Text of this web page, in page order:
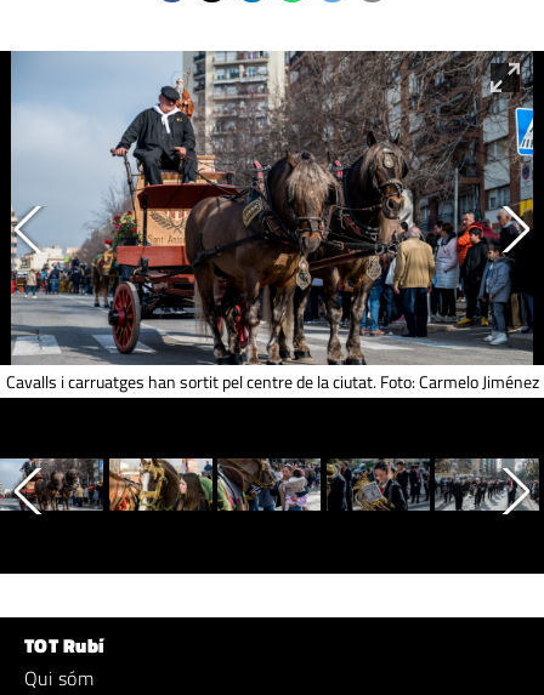
Cavalls i carruatges han sortit pel centre de la ciutat. Foto: Carmelo Jiménez
TOT Rubí
Qui sóm